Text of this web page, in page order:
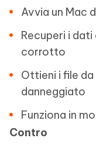
Avvia un Mac
Recuperi i dati
corrotto
Ottieni i file
danneggiato
Funziona in
Contro